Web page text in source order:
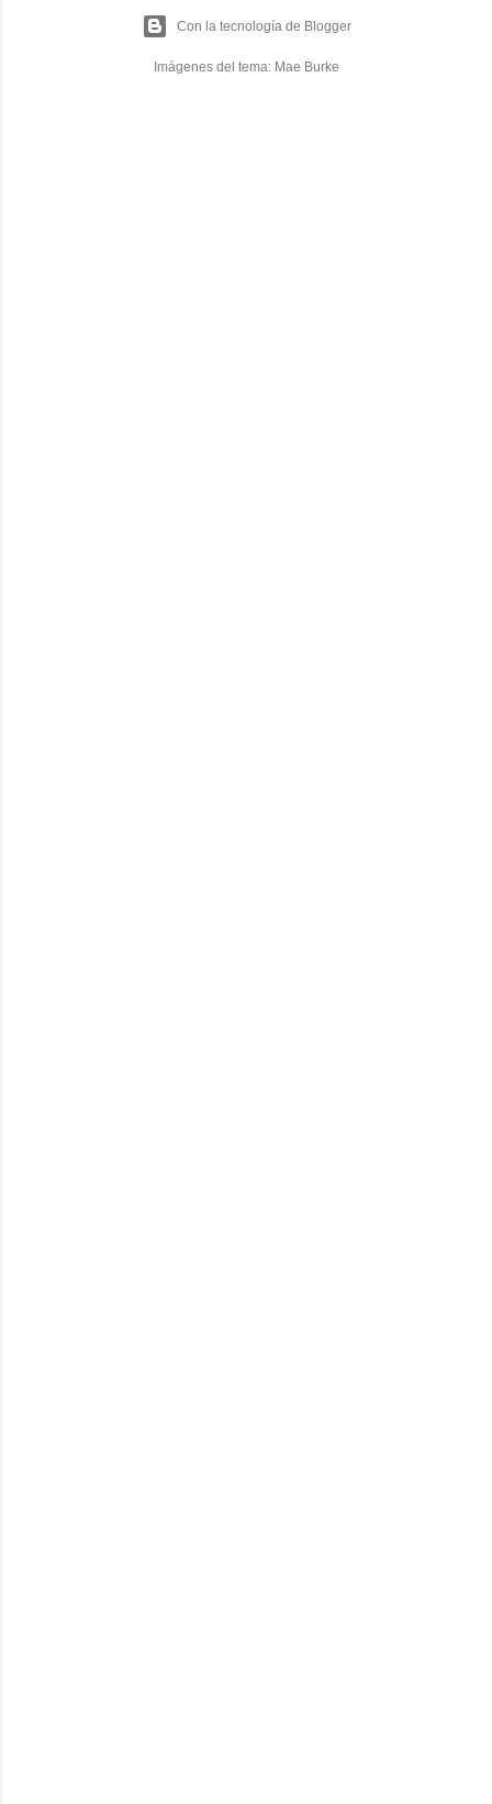
Con la tecnología de Blogger
Imágenes del tema: Mae Burke